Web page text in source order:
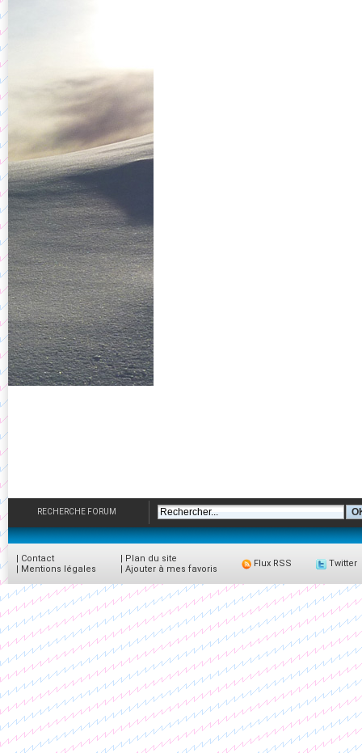
RECHERCHE FORUM
| Contact
| Mentions légales
| Plan du site
| Ajouter à mes favoris
Flux RSS Twitter